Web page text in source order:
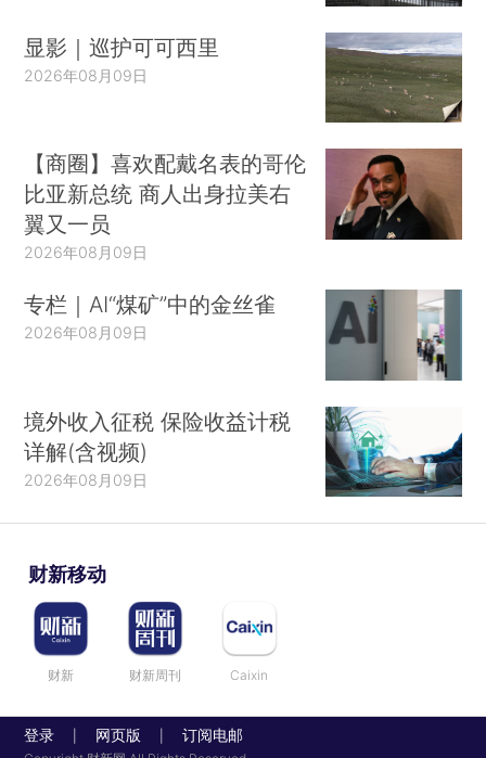
显影｜巡护可可西里
2026年08月09日
【商圈】喜欢配戴名表的哥伦
比亚新总统 商人出身拉美右
翼又一员
2026年08月09日
专栏｜AI“煤矿”中的金丝雀
2026年08月09日
境外收入征税 保险收益计税
详解(含视频)
2026年08月09日
财新移动
财新 财新周刊 Caixin
登录 网页版 订阅电邮